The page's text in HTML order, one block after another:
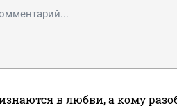
в любви, а кому